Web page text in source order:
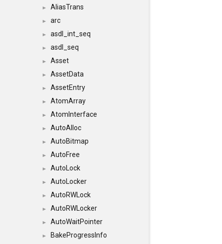
► AliasTrans
► arc
► asdl_int_seq
► asdl_seq
► Asset
► AssetData
► AssetEntry
► AtomArray
► AtomInterface
► AutoAlloc
► AutoBitmap
► AutoFree
► AutoLock
► AutoLocker
► AutoRWLock
► AutoRWLocker
► AutoWaitPointer
► BakeProgressInfo